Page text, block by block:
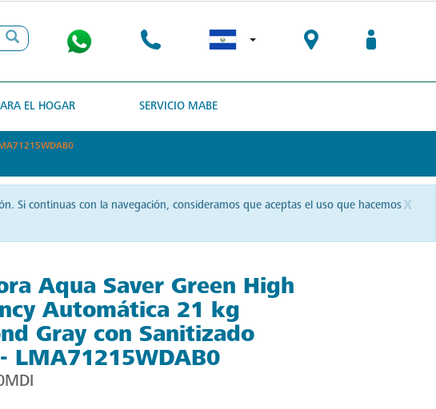
EL HOGAR SERVICIO MABE
x
Si continuas con la navegación, consideramos que aceptas el uso que hacemos
Aqua Saver Green High
Automática 21 kg
Gray con Sanitizado
LMA71215WDAB0